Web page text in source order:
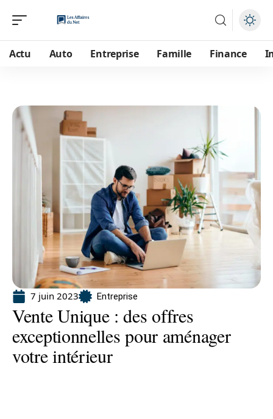
Actu Auto Entreprise Famille Finance
7 juin 2023 Entreprise
Vente Unique : des offres
exceptionnelles pour aménager
votre intérieur